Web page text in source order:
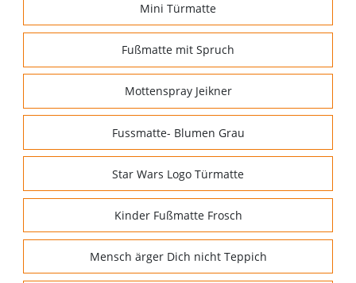
Mini Türmatte
Fußmatte mit Spruch
Mottenspray Jeikner
Fussmatte- Blumen Grau
Star Wars Logo Türmatte
Kinder Fußmatte Frosch
Mensch ärger Dich nicht Teppich